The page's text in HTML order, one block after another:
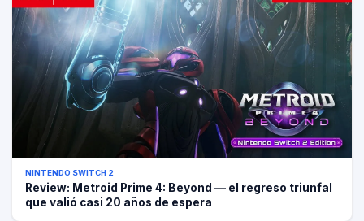
NINTENDO SWITCH 2
Review: Metroid Prime 4: Beyond — el regreso triunfal
que valió casi 20 años de espera